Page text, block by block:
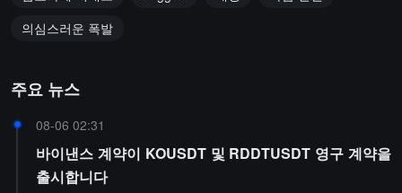
의심스러운 폭발
주요 뉴스
08-06 02:31
바이낸스 계약이 KOUSDT 및 RDDTUSDT 영구 계약을
출시합니다